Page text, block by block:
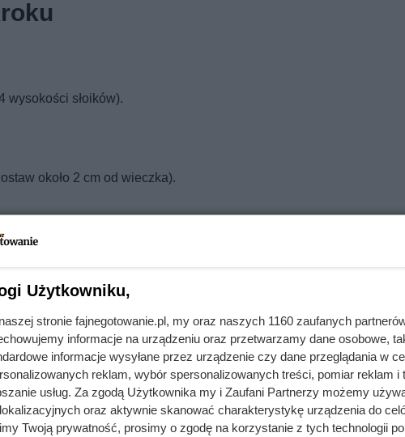
wysokości słoików).
około 2 cm od wieczka).
w odstępach zakręcone słoiki.
słoików.
palnika przez 20 minut od momentu, w którym woda zaczęła
słoiki i ułóż je wieczkiem do dołu.
Użytkowniku,
stronie fajnegotowanie.pl, my oraz naszych 1160 zaufanych
informacje na urządzeniu oraz przetwarzamy dane osobowe,
informacje wysyłane przez urządzenie czy dane przeglądania w
reklam, wybór spersonalizowanych treści, pomiar reklam i
usług. Za zgodą Użytkownika my i Zaufani Partnerzy możemy
oraz aktywnie skanować charakterystykę urządzenia do
Twoją prywatność, prosimy o zgodę na korzystanie z tych technologii